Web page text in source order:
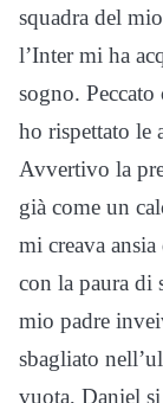
squadra del
l’Inter mi ha
sogno.
ho rispettato le
Avvertivo la
già come un
mi creava
con la paura di
mio padre
sbagliato
vuota, Daniel